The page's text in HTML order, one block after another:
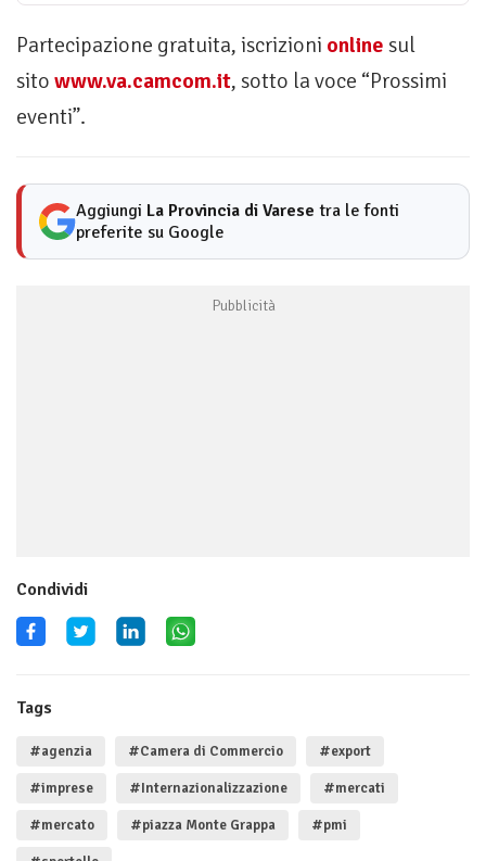
Partecipazione gratuita, iscrizioni online sul
sito www.va.camcom.it, sotto la voce “Prossimi
eventi”.
Aggiungi La Provincia di Varese tra le fonti
preferite su Google
Condividi
Tags
#agenzia #Camera di Commercio #export
#imprese #Internazionalizzazione #mercati
#mercato #piazza Monte Grappa #pmi